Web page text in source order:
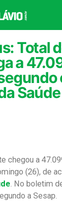
Total
a
Saúde
chegou a
(26), de
. No boletim
a Sesap.